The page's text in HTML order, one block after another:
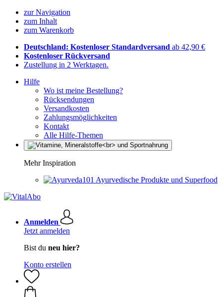
zur Navigation
zum Inhalt
zum Warenkorb
Deutschland: Kostenloser Standardversand ab 42,90 €
Kostenloser Rückversand
Zustellung in 2 Werktagen.
Hilfe
Wo ist meine Bestellung?
Rücksendungen
Versandkosten
Zahlungsmöglichkeiten
Kontakt
Alle Hilfe-Themen
Mehr Inspiration
Ayurvedische Produkte und Superfood
Anmelden
Jetzt anmelden
Bist du neu hier?
Konto erstellen